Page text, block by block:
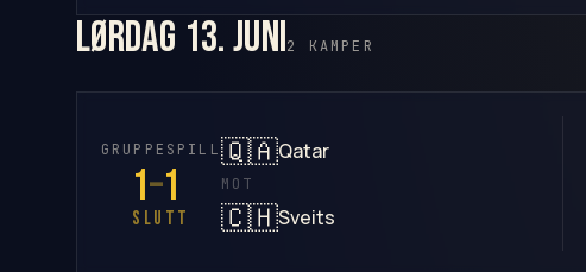
lørdag 13. juni2 KAMPER
GRUPPESPILL
1–1
SLUTT
🇶🇦Qatar
MOT
🇨🇭Sveits